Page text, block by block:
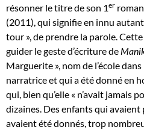
résonner le titre de son 1er
(2011), qui signifie en innu autant
tour », de prendre la parole.
guider le geste d’écriture de
Marguerite », nom de l’école
narratrice et qui a été donné en
qui, bien qu’elle « n’avait jamais
dizaines. Des enfants qui
avaient été donnés, trop